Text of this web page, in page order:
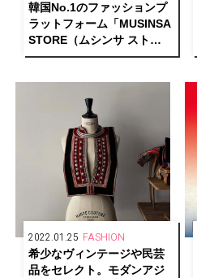
韓国No.1のファッションプ
ラットフォーム「MUSINSA
STORE（ムシンサ スト
ア）」が日本初上陸！
2022.01.25 FASHION
希少なヴィンテージや民芸
品をセレクト。モダンアジ